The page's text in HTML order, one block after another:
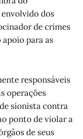
dos
de crimes
apoio para as
responsáveis
operações
sionista contra
ponto de violar a
de seus